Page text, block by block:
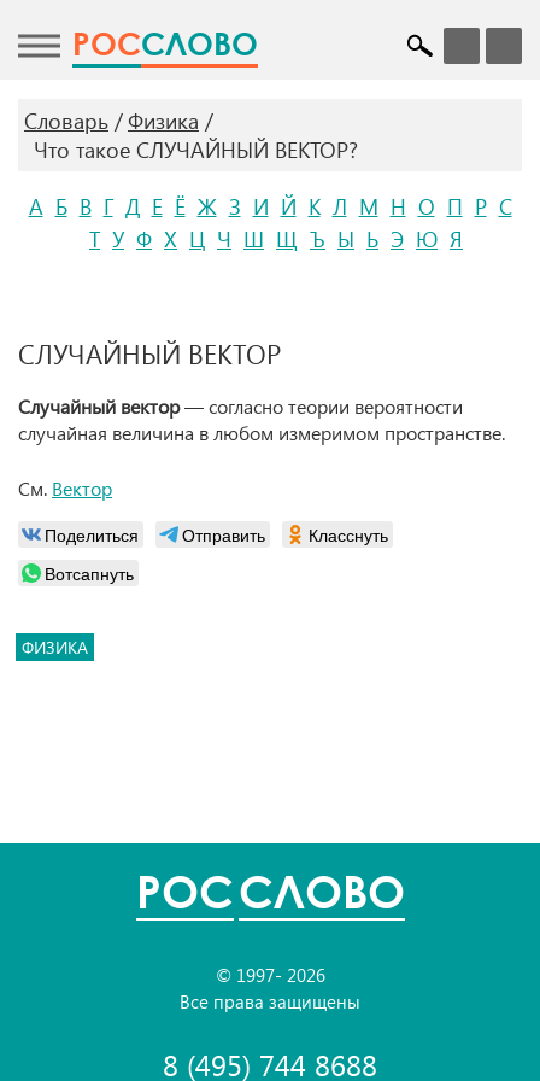
POCСЛОВО
Словарь
Физика
Что такое СЛУЧАЙНЫЙ ВЕКТОР?
А Б В Г Д Е Ё Ж З И Й К Л М Н О П Р С
Т У Ф Х Ц Ч Ш Щ Ъ Ы Ь Э Ю Я
СЛУЧАЙНЫЙ ВЕКТОР
Случайный вектор— согласно теории вероятности
случайная величина в любом измеримом пространстве.
См. Вектор
Поделиться Отправить
Класснуть
Вотсапнуть
ФИЗИКА
POCСЛОВО
© 1997- 2026
Все права защищены
8 (495) 744 8688